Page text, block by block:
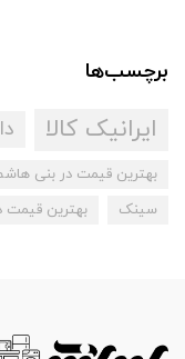
برچسب‌ها
ایرانیک کالا
بهترین قیمت در بنی
سینک
بهترین قیمت